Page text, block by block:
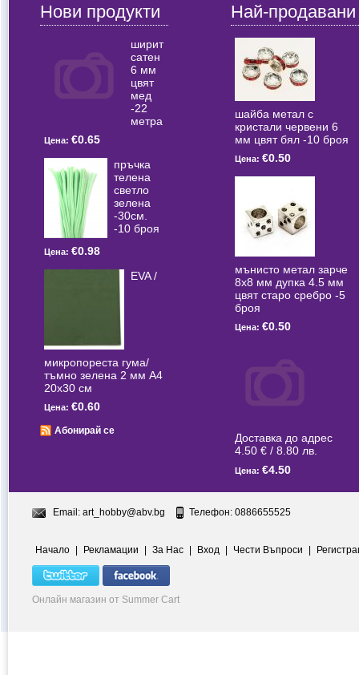
Нови продукти
ширит
сатен
6 мм
цвят
мед
-22
метра
Цена: €0.65
пръчка
телена
светлo
зелена
-30см.
-10 броя
Цена: €0.98
EVA /
микропореста гума/
тъмно зелена 2 мм А4
20x30 см
Цена: €0.60
Абонирай се
Най-продавани
шайба метал с
кристали червени 6
мм цвят бял -10 броя
Цена: €0.50
мънисто метал зарче
8x8 мм дупка 4.5 мм
цвят старо сребро -5
броя
Цена: €0.50
Доставка до адрес
4.50 € / 8.80 лв.
Цена: €4.50
Email: art_hobby@abv.bg Телефон: 0886655525
Начало | Рекламации | За Нас | Вход | Чести Въпроси |
Онлайн магазин от Summer Cart